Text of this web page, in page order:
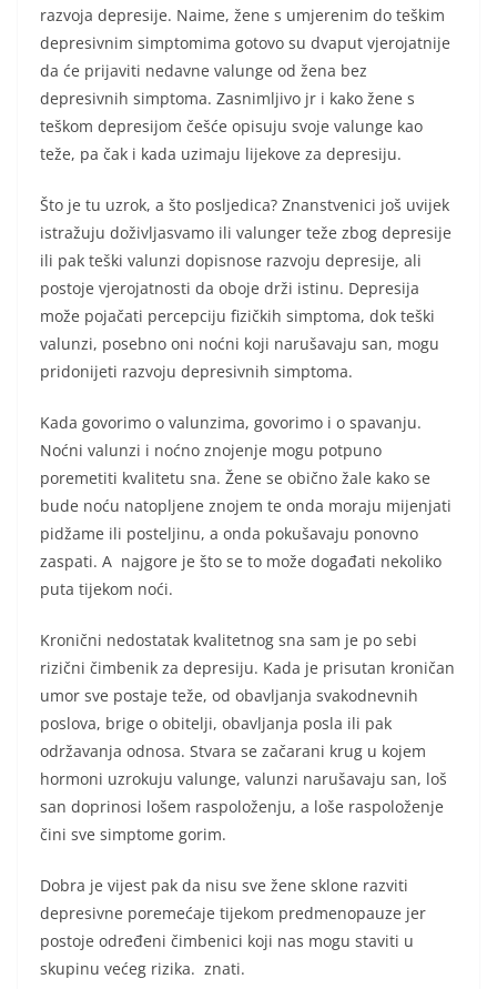
razvoja depresije. Naime, žene s umjerenim do teškim
depresivnim simptomima gotovo su dvaput vjerojatnije
da će prijaviti nedavne valunge od žena bez
depresivnih simptoma. Zasnimljivo jr i kako žene s
teškom depresijom češće opisuju svoje valunge kao
teže, pa čak i kada uzimaju lijekove za depresiju.
Što je tu uzrok, a što posljedica? Znanstvenici još uvijek
istražuju doživljasvamo ili valunger teže zbog depresije
ili pak teški valunzi dopisnose razvoju depresije, ali
postoje vjerojatnosti da oboje drži istinu. Depresija
može pojačati percepciju fizičkih simptoma, dok teški
valunzi, posebno oni noćni koji narušavaju san, mogu
pridonijeti razvoju depresivnih simptoma.
Kada govorimo o valunzima, govorimo i o spavanju.
Noćni valunzi i noćno znojenje mogu potpuno
poremetiti kvalitetu sna. Žene se obično žale kako se
bude noću natopljene znojem te onda moraju mijenjati
pidžame ili posteljinu, a onda pokušavaju ponovno
zaspati. A najgore je što se to može događati nekoliko
puta tijekom noći.
Kronični nedostatak kvalitetnog sna sam je po sebi
rizični čimbenik za depresiju. Kada je prisutan kroničan
umor sve postaje teže, od obavljanja svakodnevnih
poslova, brige o obitelji, obavljanja posla ili pak
održavanja odnosa. Stvara se začarani krug u kojem
hormoni uzrokuju valunge, valunzi narušavaju san, loš
san doprinosi lošem raspoloženju, a loše raspoloženje
čini sve simptome gorim.
Dobra je vijest pak da nisu sve žene sklone razviti
depresivne poremećaje tijekom predmenopauze jer
postoje određeni čimbenici koji nas mogu staviti u
skupinu većeg rizika. znati.